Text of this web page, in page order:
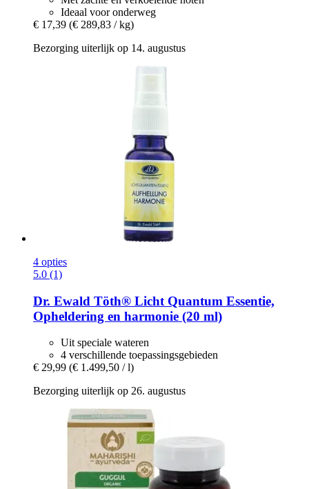
Ideaal voor onderweg
€ 17,39 (€ 289,83 / kg)
Bezorging uiterlijk op 14. augustus
4 opties
5.0 (1)
Dr. Ewald Töth® Licht Quantum Essentie,
Opheldering en harmonie (20 ml)
Uit speciale wateren
4 verschillende toepassingsgebieden
€ 29,99 (€ 1.499,50 / l)
Bezorging uiterlijk op 26. augustus